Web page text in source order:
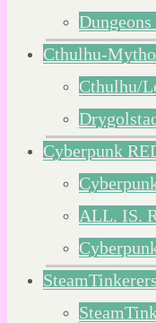
Cthulhu-
Cthulhu/
Cyberpunk
ALL. IS.